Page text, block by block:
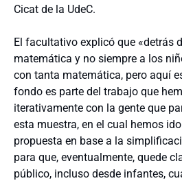
Cicat de la UdeC.
El facultativo explicó que «detrás
matemática y no siempre a los
con tanta matemática, pero aquí
fondo es parte del trabajo que
iterativamente con la gente que
esta muestra, en el cual hemos
propuesta en base a la
para que, eventualmente, quede
público, incluso desde infantes,